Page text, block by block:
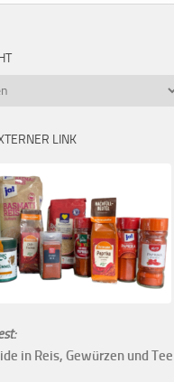
LINK
in Reis, Gewürzen und Tee